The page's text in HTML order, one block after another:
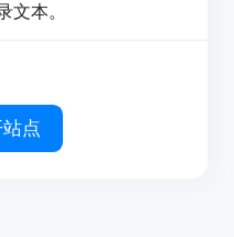
文本。
点